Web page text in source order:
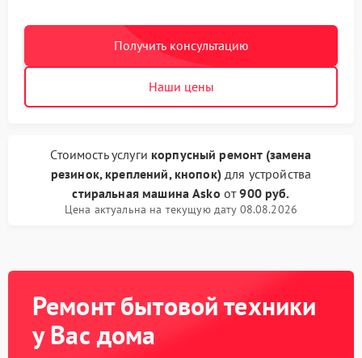
Получить консультацию
Наши цены
Стоимость услуги корпусный ремонт (замена
резинок, креплений, кнопок)для устройства
стиральная машина Asko от900 руб.
Цена актуальна на текущую дату 08.08.2026
Ремонт бытовой техники
у Вас дома